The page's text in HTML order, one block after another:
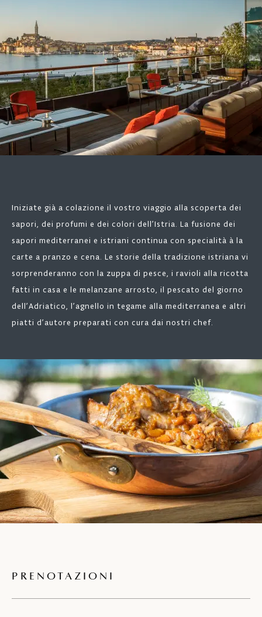
Iniziate già a colazione il vostro viaggio alla scoperta dei
sapori, dei profumi e dei colori dell’Istria. La fusione dei
sapori mediterranei e istriani continua con specialità à la
carte a pranzo e cena. Le storie della tradizione istriana vi
sorprenderanno con la zuppa di pesce, i ravioli alla ricotta
fatti in casa e le melanzane arrosto, il pescato del giorno
dell’Adriatico, l’agnello in tegame alla mediterranea e altri
piatti d’autore preparati con cura dai nostri chef.
PRENOTAZIONI